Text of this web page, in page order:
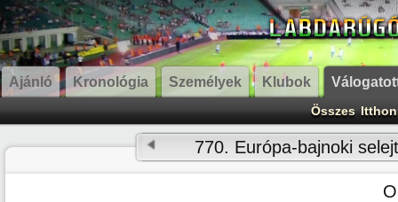
Ajánló Kronológia Személyek Klubok
Összes Itthon
770. Európa-bajnoki